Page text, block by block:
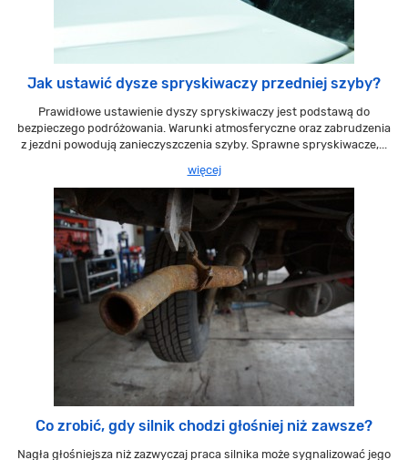
Jak ustawić dysze spryskiwaczy przedniej szyby?
Prawidłowe ustawienie dyszy spryskiwaczy jest podstawą do
bezpieczego podróżowania. Warunki atmosferyczne oraz zabrudzenia
z jezdni powodują zanieczyszczenia szyby. Sprawne spryskiwacze,...
więcej
Co zrobić, gdy silnik chodzi głośniej niż zawsze?
Nagła głośniejsza niż zazwyczaj praca silnika może sygnalizować jego